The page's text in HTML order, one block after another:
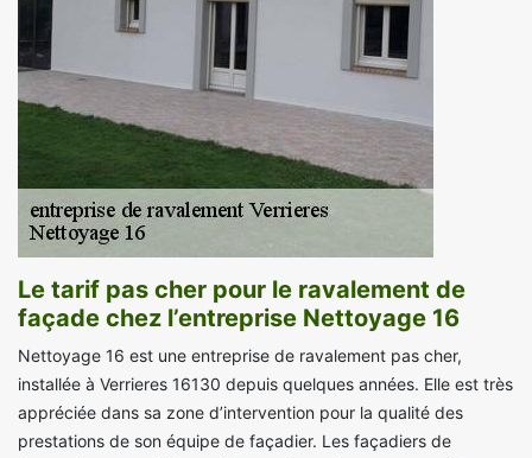
Le tarif pas cher pour le ravalement de
façade chez l’entreprise Nettoyage 16
Nettoyage 16 est une entreprise de ravalement pas cher,
installée à Verrieres 16130 depuis quelques années. Elle est très
appréciée dans sa zone d’intervention pour la qualité des
prestations de son équipe de façadier. Les façadiers de